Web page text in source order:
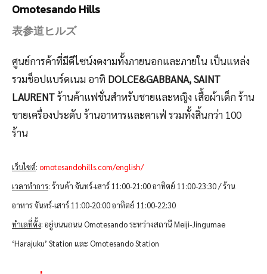
Omotesando Hills
表参道ヒルズ
ศูนย์การค้าที่มีดีไซน์งดงามทั้งภายนอกและภายใน เป็นแหล่ง
รวมช็อปแบร์ดเนม อาทิ DOLCE&GABBANA, SAINT
LAURENTร้านค้าแฟชั่นสำหรับชายและหญิง เสื้อผ้าเด็ก ร้าน
ขายเครื่องประดับ ร้านอาหารและคาเฟ่ รวมทั้งสิ้นกว่า 100
ร้าน
เว็บไซต์: omotesandohills.com/english/
เวลาทำการ: ร้านค้า จันทร์-เสาร์ 11:00-21:00 อาทิตย์ 11:00-23:30 / ร้าน
อาหาร จันทร์-เสาร์ 11:00-20:00 อาทิตย์ 11:00-22:30
ทำเลที่ตั้ง: อยู่บนนถนน Omotesando ระหว่างสถานี Meiji-Jingumae
‘Harajuku’ Station และ Omotesando Station